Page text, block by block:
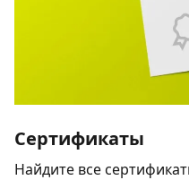
Сертификаты
Найдите все